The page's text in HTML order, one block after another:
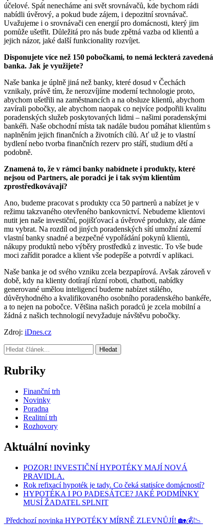
účelové. Spát nenecháme ani svět srovnávačů, kde bychom rádi
nabídli úvěrový, a pokud bude zájem, i depozitní srovnávač.
Uvažujeme i o srovnávači cen energií pro domácnosti, který jim
pomůže ušetřit. Důležitá pro nás bude zpětná vazba od klientů a
jejich názor, jaké další funkcionality rozvíjet.
Disponujete více než 150 pobočkami, to nemá leckterá zavedená
banka. Jak je využijete?
Naše banka je úplně jiná než banky, které dosud v Čechách
vznikaly, právě tím, že nerozvíjíme moderní technologie proto,
abychom ušetřili na zaměstnancích a na obsluze klientů, abychom
zavírali pobočky, ale abychom naopak co nejvíce podpořili kvalitu
poradenských služeb poskytovaných lidmi – našimi poradenskými
bankéři. Naše obchodní místa tak nadále budou pomáhat klientům s
naplněním jejich finančních a životních cílů. Ať už je to vlastní
bydlení nebo tvorba finančních rezerv pro stáří, studium dětí a
podobně.
Znamená to, že v rámci banky nabídnete i produkty, které
nejsou od Partners, ale poradci je i tak svým klientům
zprostředkovávají?
Ano, budeme pracovat s produkty cca 50 partnerů a nabízet je v
režimu takzvaného otevřeného bankovnictví. Nebudeme klientovi
nutit jen naše investiční, pojišťovací a úvěrové produkty, ale dáme
mu vybrat. Na rozdíl od jiných poradenských sítí umožní zázemí
vlastní banky snadné a bezpečné vypořádání pokynů klientů,
nákupy produktů nebo výběry prostředků z investic. To vše bude
moci zařídit poradce a klient vše podepíše a potvrdí v aplikaci.
Naše banka je od svého vzniku zcela bezpapírová. Avšak zároveň v
době, kdy na klienty dotírají různí roboti, chatboti, nabídky
generované umělou inteligencí budeme nabízet stálého,
důvěryhodného a kvalifikovaného osobního poradenského bankéře,
a to nejen na pobočce. Většina našich poradců je zcela mobilní a
žádná z našich technologií nevyžaduje návštěvu pobočky.
Zdroj: iDnes.cz
Hledat
Rubriky
Finanční trh
Novinky
Poradna
Realitní trh
Rozhovory
Aktuální novinky
POZOR! INVESTIČNÍ HYPOTÉKY MAJÍ NOVÁ
PRAVIDLA.
Rok refixací hypoték je tady. Co čeká statisíce domácností?
HYPOTÉKA I PO PADESÁTCE? JAKÉ PODMÍNKY
MUSÍ ŽADATEL SPLNIT
Předchozí novinka HYPOTÉKY MÍRNĚ ZLEVNŮJÍ! 🏡💰📉